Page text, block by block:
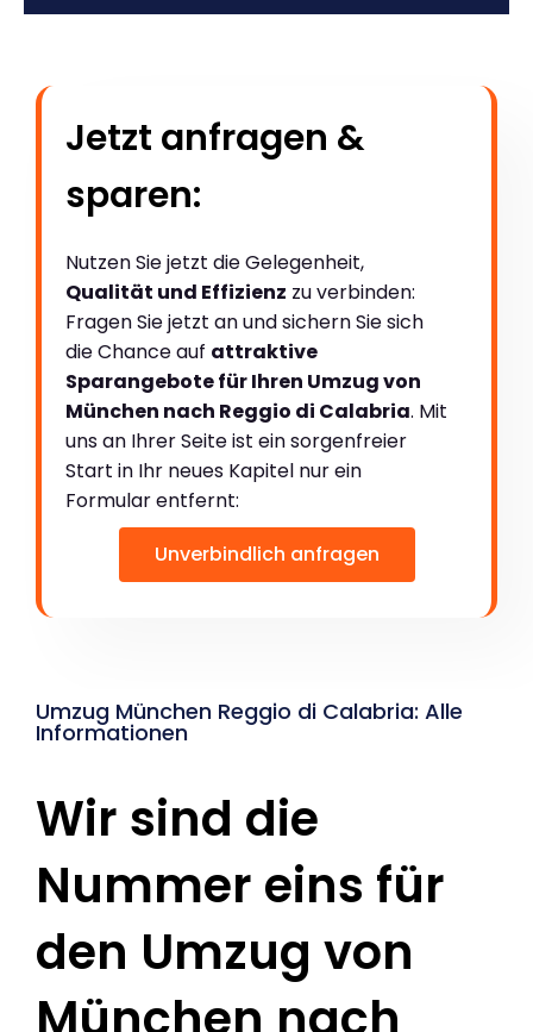
Jetzt anfragen &
sparen:
Nutzen Sie jetzt die Gelegenheit,
Qualität und Effizienz zu verbinden:
Fragen Sie jetzt an und sichern Sie sich
die Chance auf attraktive
Sparangebote für Ihren Umzug von
München nach Reggio di Calabria. Mit
uns an Ihrer Seite ist ein sorgenfreier
Start in Ihr neues Kapitel nur ein
Formular entfernt:
Unverbindlich anfragen
Umzug München Reggio di Calabria: Alle
Informationen
Wir sind die
Nummer eins für
den Umzug von